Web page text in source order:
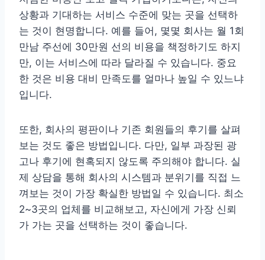
상황과 기대하는 서비스 수준에 맞는 곳을 선택하
는 것이 현명합니다. 예를 들어, 몇몇 회사는 월 1회
만남 주선에 30만원 선의 비용을 책정하기도 하지
만, 이는 서비스에 따라 달라질 수 있습니다. 중요
한 것은 비용 대비 만족도를 얼마나 높일 수 있느냐
입니다.
또한, 회사의 평판이나 기존 회원들의 후기를 살펴
보는 것도 좋은 방법입니다. 다만, 일부 과장된 광
고나 후기에 현혹되지 않도록 주의해야 합니다. 실
제 상담을 통해 회사의 시스템과 분위기를 직접 느
껴보는 것이 가장 확실한 방법일 수 있습니다. 최소
2~3곳의 업체를 비교해보고, 자신에게 가장 신뢰
가 가는 곳을 선택하는 것이 좋습니다.